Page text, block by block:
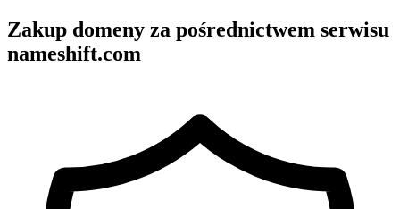
Zakup domeny za pośrednictwem serwisu
nameshift.com